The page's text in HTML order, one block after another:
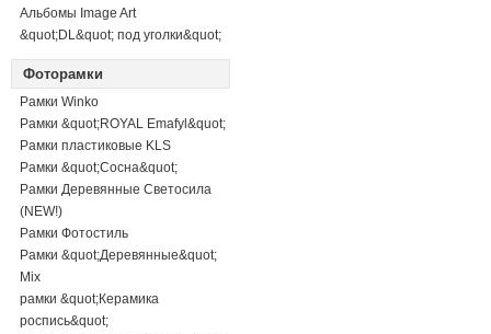
Альбомы Image Art
&quot;DL&quot; под уголки&quot;
Фоторамки
Рамки Winko
Рамки &quot;ROYAL Emafyl&quot;
Рамки пластиковые KLS
Рамки &quot;Сосна&quot;
Рамки Деревянные Светосила
(NEW!)
Рамки Фотостиль
Рамки &quot;Деревянные&quot;
Mix
рамки &quot;Керамика
роспись&quot;